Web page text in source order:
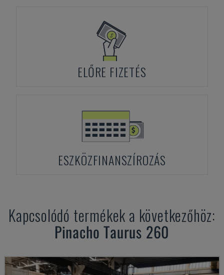
ELŐRE FIZETÉS
ESZKÖZFINANSZÍROZÁS
Kapcsolódó termékek a következőhöz:
Pinacho Taurus 260